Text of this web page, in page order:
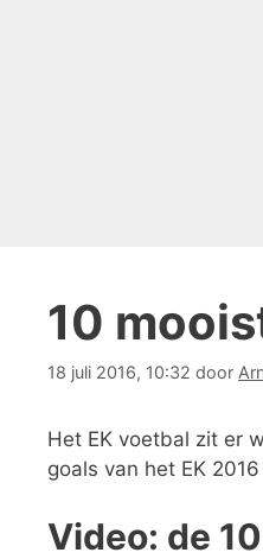
10
18 juli 2016, 10:32 door
Het EK voetbal zit er
goals van het EK
Video: de